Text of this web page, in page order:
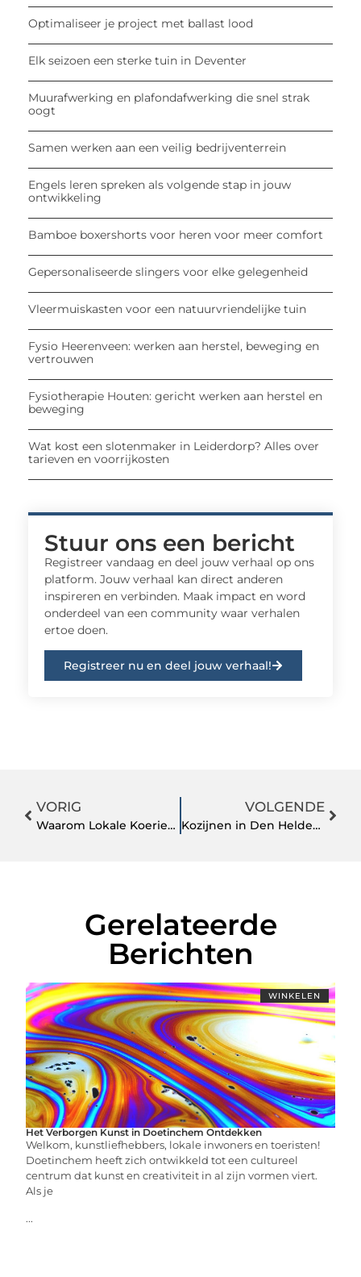
Optimaliseer je project met ballast lood
Elk seizoen een sterke tuin in Deventer
Muurafwerking en plafondafwerking die snel strak
oogt
Samen werken aan een veilig bedrijventerrein
Engels leren spreken als volgende stap in jouw
ontwikkeling
Bamboe boxershorts voor heren voor meer comfort
Gepersonaliseerde slingers voor elke gelegenheid
Vleermuiskasten voor een natuurvriendelijke tuin
Fysio Heerenveen: werken aan herstel, beweging en
vertrouwen
Fysiotherapie Houten: gericht werken aan herstel en
beweging
Wat kost een slotenmaker in Leiderdorp? Alles over
tarieven en voorrijkosten
Stuur ons een bericht
Registreer vandaag en deel jouw verhaal op ons
platform. Jouw verhaal kan direct anderen
inspireren en verbinden. Maak impact en word
onderdeel van een community waar verhalen
ertoe doen.
Registreer nu en deel jouw verhaal!
VORIG
Waarom Lokale Koerierdiensten in Zutphen Essentieel Zijn voor Jouw Bedrijf
VOLGENDE
Kozijnen in Den Helder: Duurzame Vensters voor een Groener Toekomst
Gerelateerde
Berichten
WINKELEN
Het Verborgen Kunst in Doetinchem Ontdekken
Welkom, kunstliefhebbers, lokale inwoners en toeristen!
Doetinchem heeft zich ontwikkeld tot een cultureel
centrum dat kunst en creativiteit in al zijn vormen viert.
Als je
...